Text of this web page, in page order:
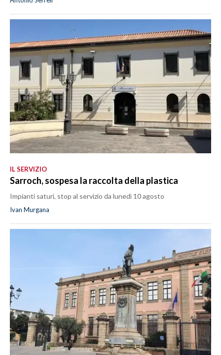
IL SERVIZIO
Sarroch, sospesa la raccolta della plastica
Impianti saturi, stop al servizio da lunedì 10 agosto
Ivan Murgana